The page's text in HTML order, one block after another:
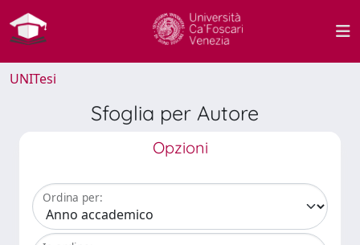
UNITesi
Sfoglia per Autore
Opzioni
Ordina per: